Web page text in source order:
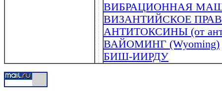
ВИБРАЦИОННАЯ
ВИЗАНТИЙСКОЕ
АНТИТОКСИНЫ (от
ВАЙОМИНГ (Wyoming)
БИШ-ИИРДУ